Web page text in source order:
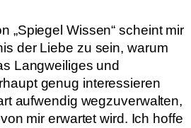
„Spiegel Wissen“ scheint mir
der Liebe zu sein, warum
Langweiliges und
genug interessieren
aufwendig wegzuverwalten,
mir erwartet wird. Ich hoffe